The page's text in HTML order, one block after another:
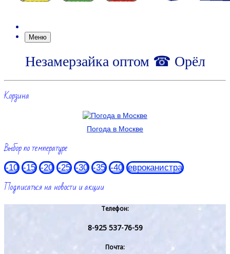
Меню
Незамерзайка оптом ☎ Орёл
Корзина
Погода в Москве
Выбор по температуре
-10 -15 -20 -25 -30 -35 -40 евроканистра
Подписаться на новости и акции
Телефон:
8-925 537-76-59
Почта: